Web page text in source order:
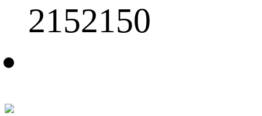
2152150